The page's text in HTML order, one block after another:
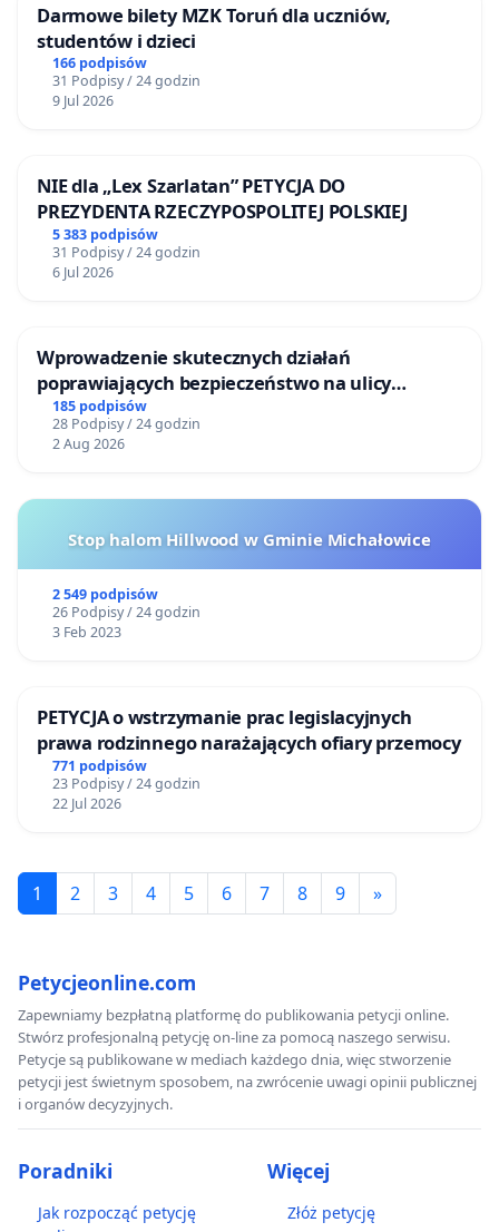
Darmowe bilety MZK Toruń dla uczniów,
studentów i dzieci
166 podpisów
31 Podpisy / 24 godzin
9 Jul 2026
NIE dla „Lex Szarlatan” PETYCJA DO
PREZYDENTA RZECZYPOSPOLITEJ POLSKIEJ
5 383 podpisów
31 Podpisy / 24 godzin
6 Jul 2026
Wprowadzenie skutecznych działań
poprawiających bezpieczeństwo na ulicy
Żeromskiego w Otwocku
185 podpisów
28 Podpisy / 24 godzin
2 Aug 2026
Stop halom Hillwood w Gminie Michałowice
2 549 podpisów
26 Podpisy / 24 godzin
3 Feb 2023
PETYCJA o wstrzymanie prac legislacyjnych
prawa rodzinnego narażających ofiary przemocy
771 podpisów
23 Podpisy / 24 godzin
22 Jul 2026
1 2 3 4 5 6 7 8 9 »
Petycjeonline.com
Zapewniamy bezpłatną platformę do publikowania petycji online.
Stwórz profesjonalną petycję on-line za pomocą naszego serwisu.
Petycje są publikowane w mediach każdego dnia, więc stworzenie
petycji jest świetnym sposobem, na zwrócenie uwagi opinii publicznej
i organów decyzyjnych.
Poradniki
Jak rozpocząć petycję
Więcej
Złóż petycję